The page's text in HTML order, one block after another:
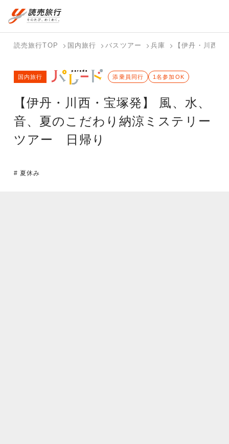
国内旅行トップ
バスツアー
を探す
個人旅行
（ブーケ）を探す
ら探す
テーマから写真から探
海外旅行トップ
海外特集か
ら探す
テーマから
探す
す
読売旅行TOP 国内旅行 バスツアー 兵庫 【伊丹・川西
【伊丹・川西・宝塚発】 風、水、
音、夏のこだわり納涼ミステリー
ツアー 日帰り
国内旅行 添乗員同行 1名参加OK
# 夏休み